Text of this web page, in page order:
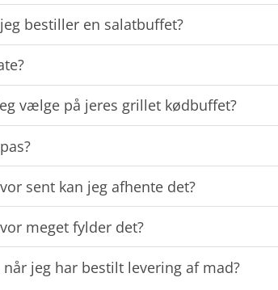
bestiller en salatbuffet?
vælge på jeres grillet kødbuffet?
sent kan jeg afhente det?
meget fylder det?
jeg har bestilt levering af mad?